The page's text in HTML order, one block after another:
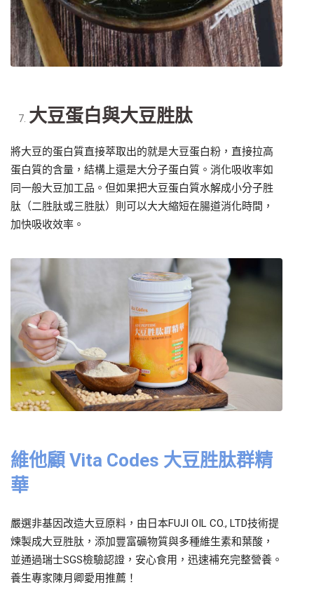
大豆蛋白與大豆胜肽
將大豆的蛋白質直接萃取出的就是大豆蛋白粉，直接拉高
蛋白質的含量，結構上還是大分子蛋白質。消化吸收率如
同一般大豆加工品。但如果把大豆蛋白質水解成小分子胜
肽（二胜肽或三胜肽）則可以大大縮短在腸道消化時間，
加快吸收效率。
維他顧 Vita Codes 大豆胜肽群精
華
嚴選非基因改造大豆原料，由日本FUJI OIL CO., LTD技術提
煉製成大豆胜肽，添加豐富礦物質與多種維生素和葉酸，
並通過瑞士SGS檢驗認證，安心食用，迅速補充完整營養。
養生專家陳月卿愛用推薦！